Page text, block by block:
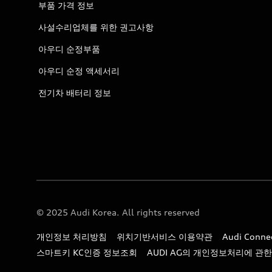
부품 가격 정보
사설수리업체를 위한 권고사항
아우디 순정부품
아우디 순정 액세서리
전기차 배터리 정보
© 2025 Audi Korea. All rights reserved
개인정보 처리방침 위치기반서비스 이용약관
Audi
스마트키 KC인증 정보조회
AUDI AG의 개인정보처리에 관